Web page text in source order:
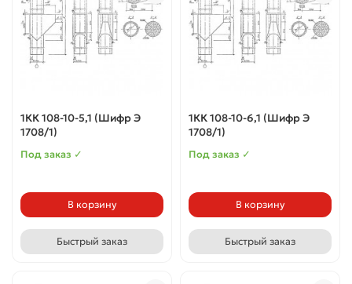
1КК 108-10-5,1 (Шифр Э
1708/1)
Под заказ ✓
В корзину
Быстрый заказ
1КК 108-10-6,1 (Шифр Э
1708/1)
Под заказ ✓
В корзину
Быстрый заказ